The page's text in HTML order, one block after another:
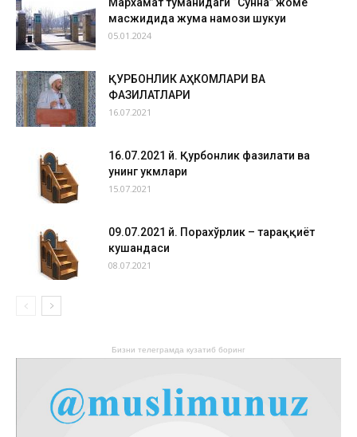
Мархамат туманидаги “Сунна” жоме
масжидида жума намози шукуҳи
05.01.2024
ҚУРБОНЛИК АҲКОМЛАРИ ВА
ФАЗИЛАТЛАРИ
16.07.2021
16.07.2021 й. Қурбонлик фазилати ва
унинг ҳукмлари
15.07.2021
09.07.2021 й. Порахўрлик – тараққиёт
кушандаси
08.07.2021
Бизни телеграмда кузатиб боринг